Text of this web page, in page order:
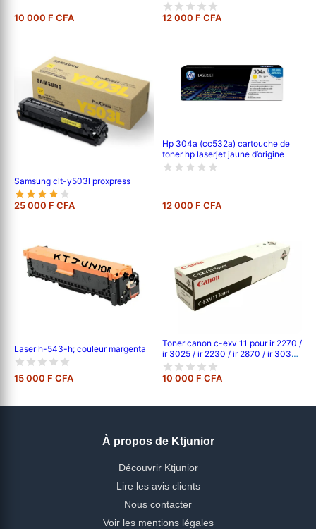
10 000 F CFA 12 000 F CFA
Samsung clt-y503l proxpress
25 000 F CFA
Hp 304a (cc532a) cartouche de
toner hp laserjet jaune d’origine
12 000 F CFA
Laser h-543-h; couleur margenta
15 000 F CFA
Toner canon c-exv 11 pour ir 2270 /
ir 3025 / ir 2230 / ir 2870 / ir 3030;
cartouche laser compatible canon
- 21000 pages
10 000 F CFA
À propos de Ktjunior
Découvrir Ktjunior
Lire les avis clients
Nous contacter
Voir les mentions légales